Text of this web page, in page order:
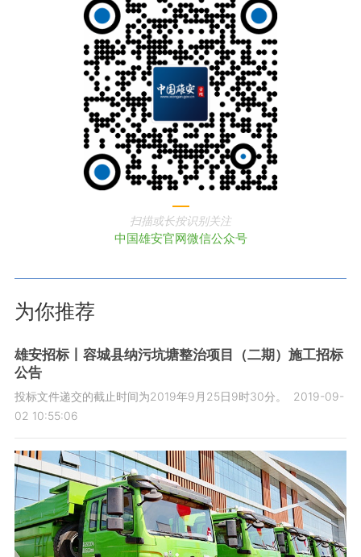
扫描或长按识别关注
中国雄安官网微信公众号
为你推荐
雄安招标丨容城县纳污坑塘整治项目（二期）施工招标
公告
投标文件递交的截止时间为2019年9月25日9时30分。
2019-09-
02 10:55:06